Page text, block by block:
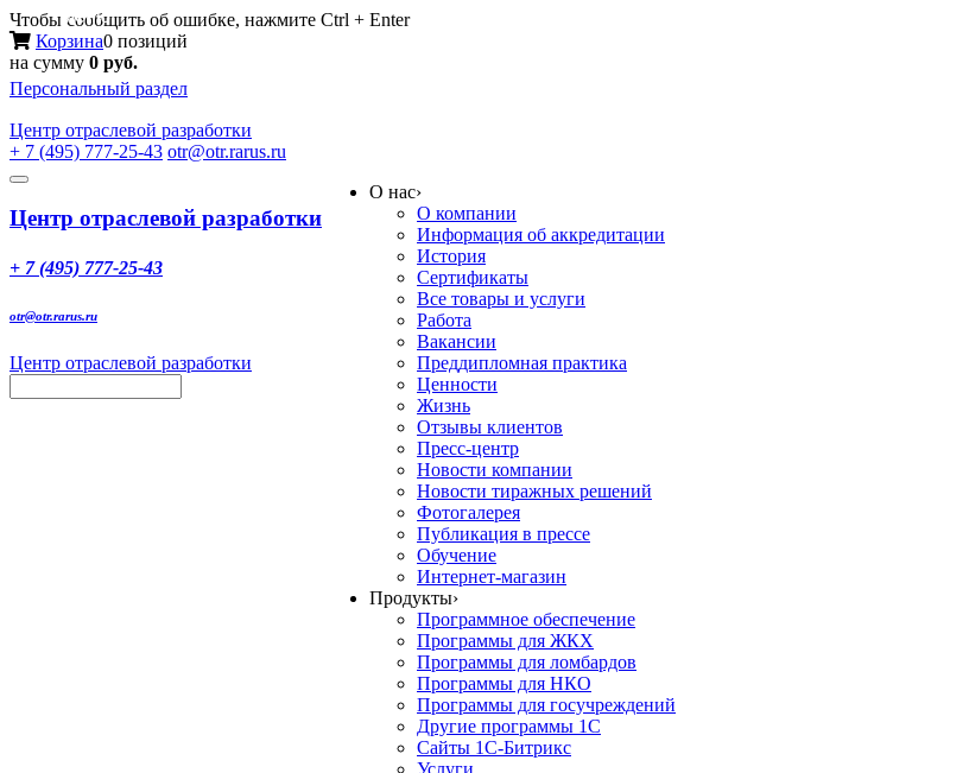
Чтобы сообщить об ошибке, нажмите Ctrl + Enter
Корзина0 позиций
на сумму 0 руб.
Персональный раздел
Центр отраслевой разработки
+ 7 (495) 777-25-43 otr@otr.rarus.ru
Toggle
Меню
Центр отраслевой разработки
+ 7 (495) 777-25-43
otr@otr.rarus.ru
Центр отраслевой разработки
О нас›
О компании
Информация об аккредитации
История
Сертификаты
Все товары и услуги
Работа
Вакансии
Преддипломная практика
Ценности
Жизнь
Отзывы клиентов
Пресс-центр
Новости компании
Новости тиражных решений
Фотогалерея
Публикация в прессе
Обучение
Интернет-магазин
Продукты›
Программное обеспечение
Программы для ЖКХ
Программы для ломбардов
Программы для НКО
Программы для госучреждений
Другие программы 1С
Сайты 1С-Битрикс
Услуги